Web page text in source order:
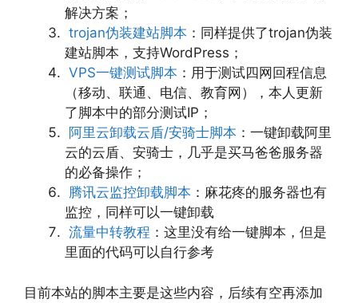
解决方案；
trojan伪装建站脚本 ：同样提供了trojan伪装
建站脚本，支持WordPress；
VPS一键测试脚本 ：用于测试四网回程信息
（移动、联通、电信、教育网），本人更新
了脚本中的部分测试IP；
阿里云卸载云盾/安骑士脚本 ：一键卸载阿里
云的云盾、安骑士，几乎是买马爸爸服务器
的必备操作；
腾讯云监控卸载脚本 ：麻花疼的服务器也有
监控，同样可以一键卸载
流量中转教程 ：这里没有给一键脚本，但是
里面的代码可以自行参考
目前本站的脚本主要是这些内容，后续有空再添加